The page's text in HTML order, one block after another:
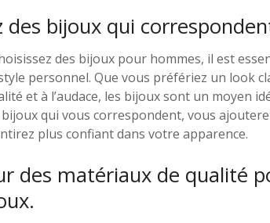
des bijoux qui
des bijoux pour hommes, il est
personnel. Que vous préfériez un look
et à l’audace, les bijoux sont un moyen
qui vous correspondent, vous
plus confiant dans votre apparence.
des matériaux de qualité